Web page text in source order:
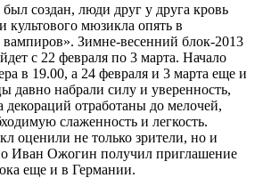
создан, люди друг у друга кровь
мюзикла опять в
Зимне-весенний блок-2013
с 22 февраля по 3 марта. Начало
в 19.00, а 24 февраля и 3 марта еще и
давно набрали силу и уверенность,
отработаны до мелочей,
слаженность и легкость.
оценили не только зрители, но и
Иван Ожогин получил приглашение
еще и в Германии.